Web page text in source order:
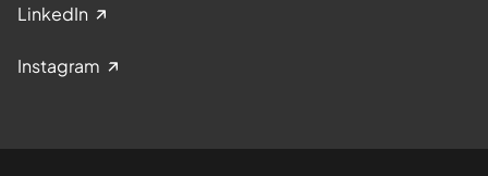
LinkedIn
Instagram